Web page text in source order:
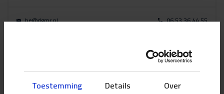
Toestemming Details Over
be@dgmr.nl 06 53 36 44 55